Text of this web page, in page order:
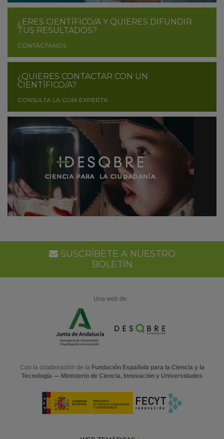
¿ERES CIENTÍFICO/A Y QUIERES DIFUNDIR
TUS RESULTADOS?
CONTÁCTANOS
¿QUIERES CONTACTAR CON UN
CIENTÍFICO/A?
CONSULTA LA GUÍA EXPERTA
SUSCRÍBETE A NUESTRO
BOLETÍN
Una web de:
Con la colaboración de la Fundación Española para la Ciencia y la
Tecnología — Ministerio de Ciencia, Innovación y Universidades